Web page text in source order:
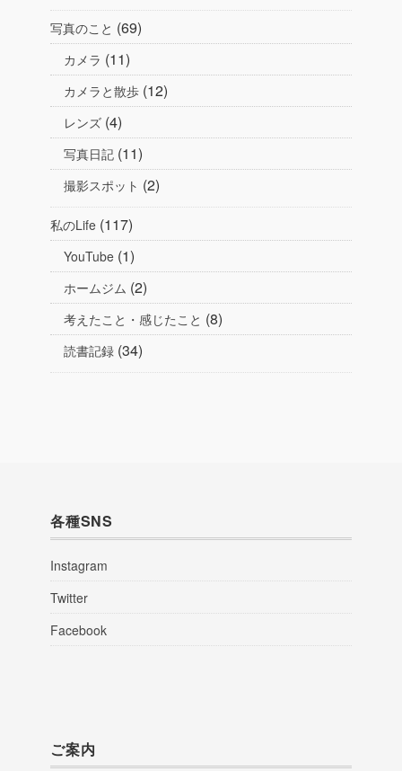
写真のこと (69)
カメラ (11)
カメラと散歩 (12)
レンズ (4)
写真日記 (11)
撮影スポット (2)
私のLife (117)
YouTube (1)
ホームジム (2)
考えたこと・感じたこと (8)
読書記録 (34)
各種SNS
Instagram
Twitter
Facebook
ご案内